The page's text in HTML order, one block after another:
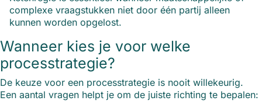
complexe vraagstukken niet door één partij alleen
kunnen worden opgelost.
Wanneer kies je voor welke
processtrategie?
De keuze voor een processtrategie is nooit willekeurig.
Een aantal vragen helpt je om de juiste richting te bepalen: